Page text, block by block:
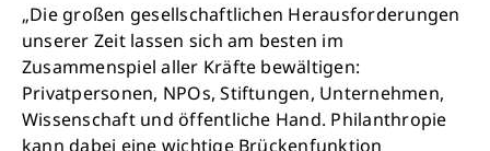
„Die großen gesellschaftlichen Herausforderungen
unserer Zeit lassen sich am besten im
Zusammenspiel aller Kräfte bewältigen:
Privatpersonen, NPOs, Stiftungen, Unternehmen,
Wissenschaft und öffentliche Hand. Philanthropie
kann dabei eine wichtige Brückenfunktion